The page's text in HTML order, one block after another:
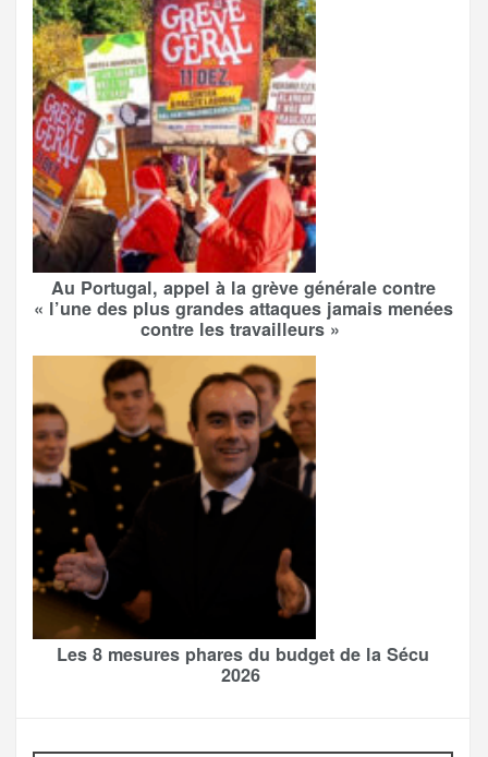
Au Portugal, appel à la grève générale contre
« l’une des plus grandes attaques jamais menées
contre les travailleurs »
Les 8 mesures phares du budget de la Sécu
2026